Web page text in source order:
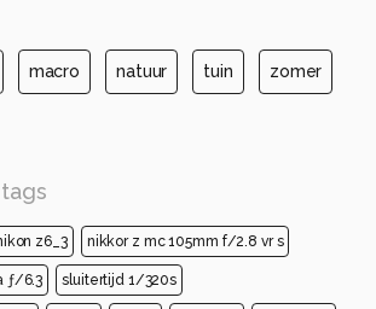
macro natuur tuin zomer
z6_3 nikkor z mc 105mm f/2.8 vr s
ƒ/6.3 sluitertijd 1/320s